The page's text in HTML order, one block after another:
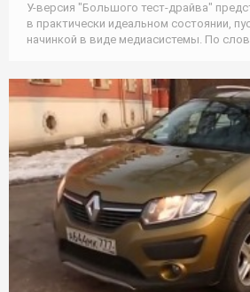
У-версия "Большого тест-драйва"
в практически идеальном состоянии,
начинкой в виде медиасистемы. По